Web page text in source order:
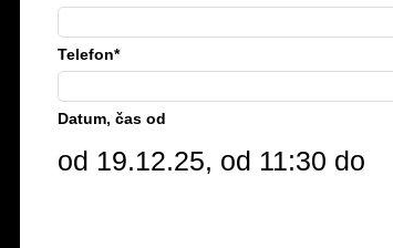
Telefon*
Datum, čas od
od 19.12.25, od 11:30 do